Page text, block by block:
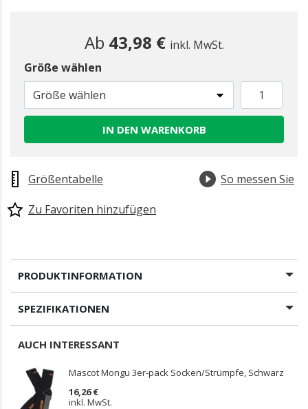
Ab 43,98 € inkl. MwSt.
Größe wählen
Größe wählen
IN DEN WARENKORB
Größentabelle
So messen Sie
Zu Favoriten hinzufügen
PRODUKTINFORMATION
SPEZIFIKATIONEN
AUCH INTERESSANT
Mascot Mongu 3er-pack Socken/Strümpfe, Schwarz
16,26 €
inkl. MwSt.